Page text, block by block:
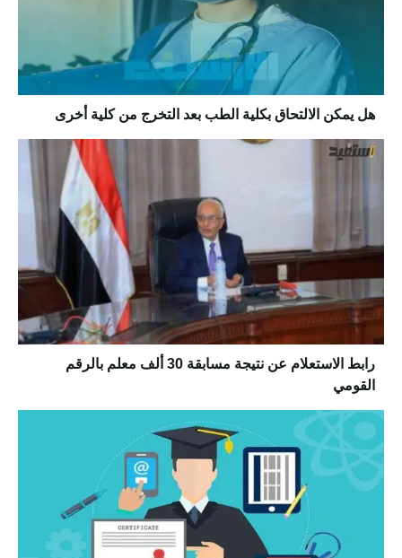
هل يمكن الالتحاق بكلية الطب بعد التخرج من كلية أخرى
رابط الاستعلام عن نتيجة مسابقة 30 ألف معلم بالرقم
القومي